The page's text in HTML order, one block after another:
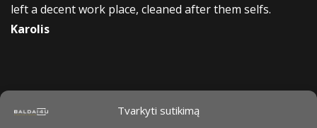
Tvarkyti sutikimą
left a decent work place, cleaned after them selfs.
Karolis